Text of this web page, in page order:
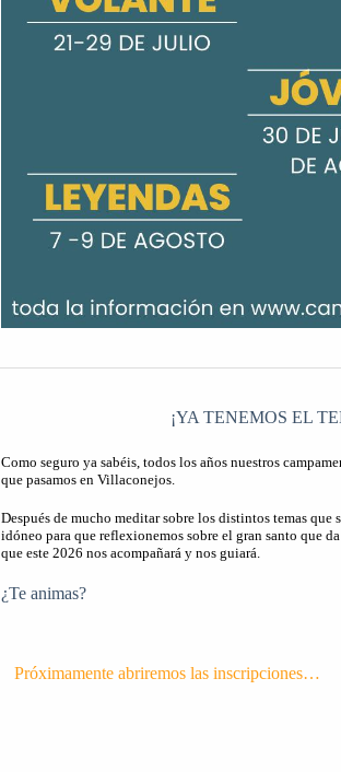
¡YA TENEMOS EL
Como seguro ya sabéis, todos los años nuestros
que pasamos en Villaconejos.
Después de mucho meditar sobre los distintos temas que
idóneo para que reflexionemos sobre el gran santo que
que este 2026 nos acompañará y nos guiará.
¿Te animas?
Próximamente abriremos las inscripciones…